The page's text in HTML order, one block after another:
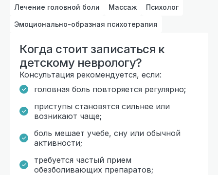
Лечение головной боли Массаж Психолог
Эмоционально-образная психотерапия
Когда стоит записаться к
детскому неврологу?
Консультация рекомендуется, если:
головная боль повторяется регулярно;
приступы становятся сильнее или
возникают чаще;
боль мешает учебе, сну или обычной
активности;
требуется частый прием
обезболивающих препаратов;